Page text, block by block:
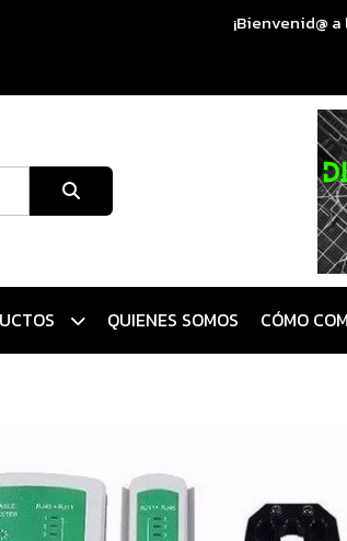
¡Bienvenid@
QUIENES SOMOS CÓMO